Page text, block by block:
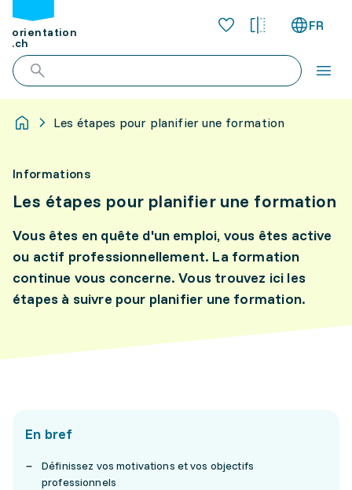
orientation
.ch
FR
Les étapes pour planifier une formation
Informations
Les étapes pour planifier une formation
Vous êtes en quête d'un emploi, vous êtes active
ou actif professionnellement. La formation
continue vous concerne. Vous trouvez ici les
étapes à suivre pour planifier une formation.
En bref
Définissez vos motivations et vos objectifs
professionnels